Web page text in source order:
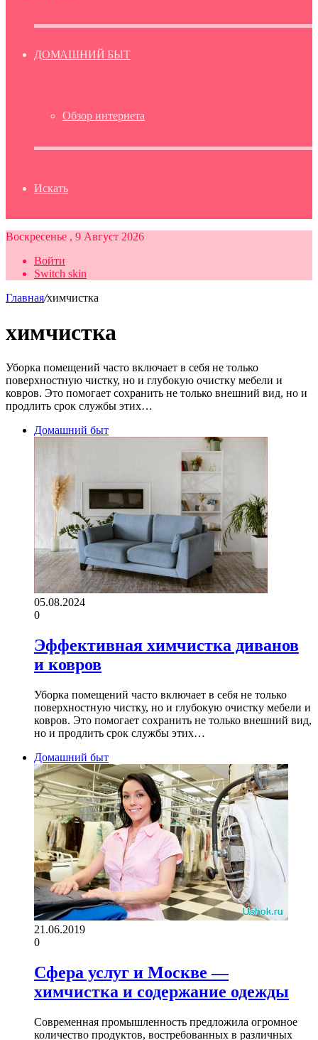
ДОМАШНИЙ БЫТ
Обзор интернета
Искать
Воскресенье , 9 Август 2026
Войти
Switch skin
Главная/химчистка
химчистка
Уборка помещений часто включает в себя не только
поверхностную чистку, но и глубокую очистку мебели и
ковров. Это помогает сохранить не только внешний вид, но и
продлить срок службы этих…
Домашний быт
05.08.2024
0
Эффективная химчистка диванов
и ковров
Уборка помещений часто включает в себя не только
поверхностную чистку, но и глубокую очистку мебели и
ковров. Это помогает сохранить не только внешний вид,
но и продлить срок службы этих…
Домашний быт
21.06.2019
0
Сфера услуг и Москве —
химчистка и содержание одежды
Современная промышленность предложила огромное
количество продуктов, востребованных в различных